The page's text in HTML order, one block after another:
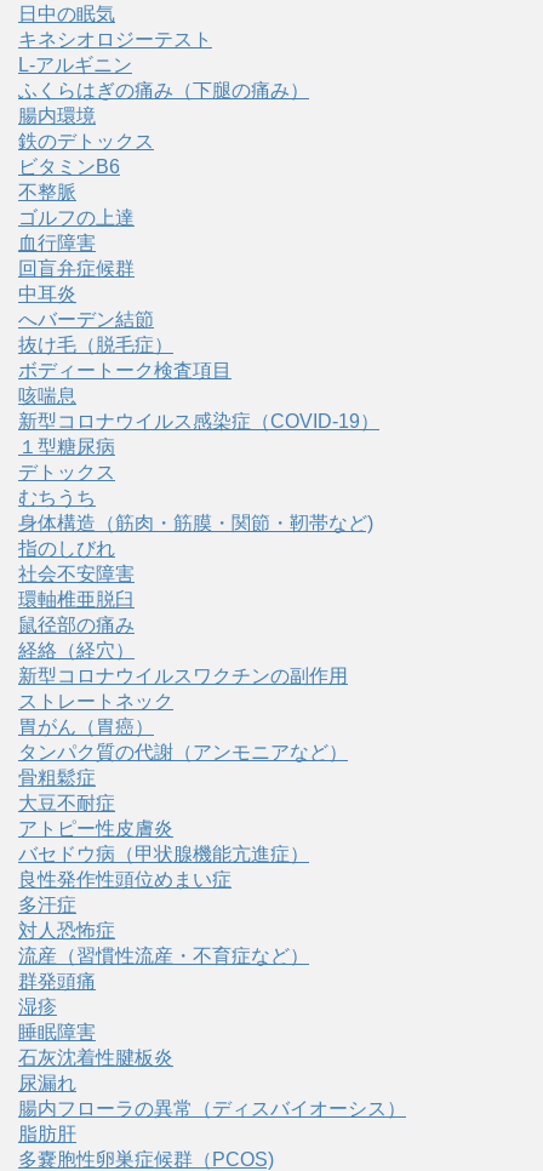
日中の眠気
キネシオロジーテスト
L-アルギニン
ふくらはぎの痛み（下腿の痛み）
腸内環境
鉄のデトックス
ビタミンB6
不整脈
ゴルフの上達
血行障害
回盲弁症候群
中耳炎
へバーデン結節
抜け毛（脱毛症）
ボディートーク検査項目
咳喘息
新型コロナウイルス感染症（COVID‑19）
１型糖尿病
デトックス
むちうち
身体構造（筋肉・筋膜・関節・靭帯など)
指のしびれ
社会不安障害
環軸椎亜脱臼
鼠径部の痛み
経絡（経穴）
新型コロナウイルスワクチンの副作用
ストレートネック
胃がん（胃癌）
タンパク質の代謝（アンモニアなど）
骨粗鬆症
大豆不耐症
アトピー性皮膚炎
バセドウ病（甲状腺機能亢進症）
良性発作性頭位めまい症
多汗症
対人恐怖症
流産（習慣性流産・不育症など）
群発頭痛
湿疹
睡眠障害
石灰沈着性腱板炎
尿漏れ
腸内フローラの異常（ディスバイオーシス）
脂肪肝
多嚢胞性卵巣症候群（PCOS)